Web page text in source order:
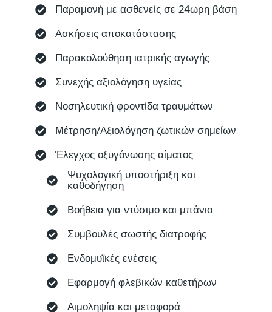
Παραμονή με ασθενείς σε 24ωρη βάση
Ασκήσεις αποκατάστασης
Παρακολούθηση ιατρικής αγωγής
Συνεχής αξιολόγηση υγείας
Νοσηλευτική φροντίδα τραυμάτων
Mέτρηση/Αξιολόγηση ζωτικών σημείων
Έλεγχος οξυγόνωσης αίματος
Ψυχολογική υποστήριξη και
καθοδήγηση
Βοήθεια για ντύσιμο και μπάνιο
Συμβουλές σωστής διατροφής
Ενδομυϊκές ενέσεις
Εφαρμογή φλεβικών καθετήρων
Αιμοληψία και μεταφορά